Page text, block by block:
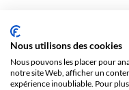
Nous utilisons des cookies
Nous pouvons les placer pour
notre site Web, afficher un
expérience inoubliable. Pour